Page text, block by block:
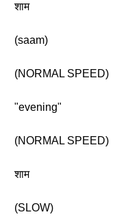
शाम
(saam)
(NORMAL SPEED)
"evening"
(NORMAL SPEED)
शाम
(SLOW)